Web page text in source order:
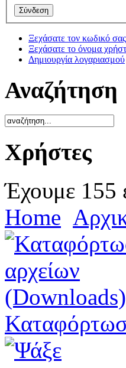
Ξεχάσατε τον κωδικό
Ξεχάσατε το όνομα
Δημιουργία λογαριασμού
Αναζήτηση
Χρήστες
Έχουμε 155
Home